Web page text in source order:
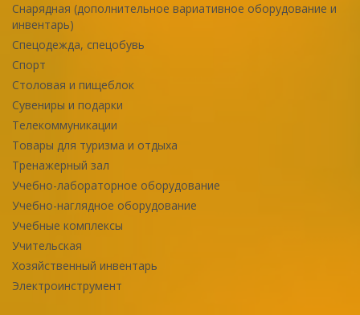
Снарядная (дополнительное вариативное оборудование и
инвентарь)
Спецодежда, спецобувь
Спорт
Столовая и пищеблок
Сувениры и подарки
Телекоммуникации
Товары для туризма и отдыха
Тренажерный зал
Учебно-лабораторное оборудование
Учебно-наглядное оборудование
Учебные комплексы
Учительская
Хозяйственный инвентарь
Электроинструмент